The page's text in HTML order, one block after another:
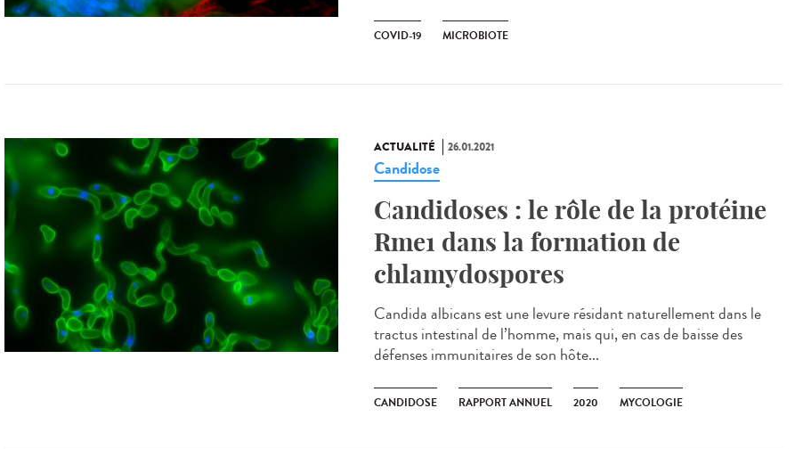
COVID-19 MICROBIOTE
ACTUALITÉ 26.01.2021
Candidose
Candidoses : le rôle de la protéine
Rme1 dans la formation de
chlamydospores
Candida albicans est une levure résidant naturellement dans le
tractus intestinal de l’homme, mais qui, en cas de baisse des
défenses immunitaires de son hôte...
CANDIDOSE RAPPORT ANNUEL 2020 MYCOLOGIE